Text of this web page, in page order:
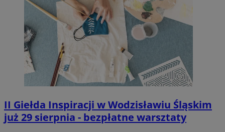
II Giełda Inspiracji w Wodzisławiu Śląskim
już 29 sierpnia - bezpłatne warsztaty